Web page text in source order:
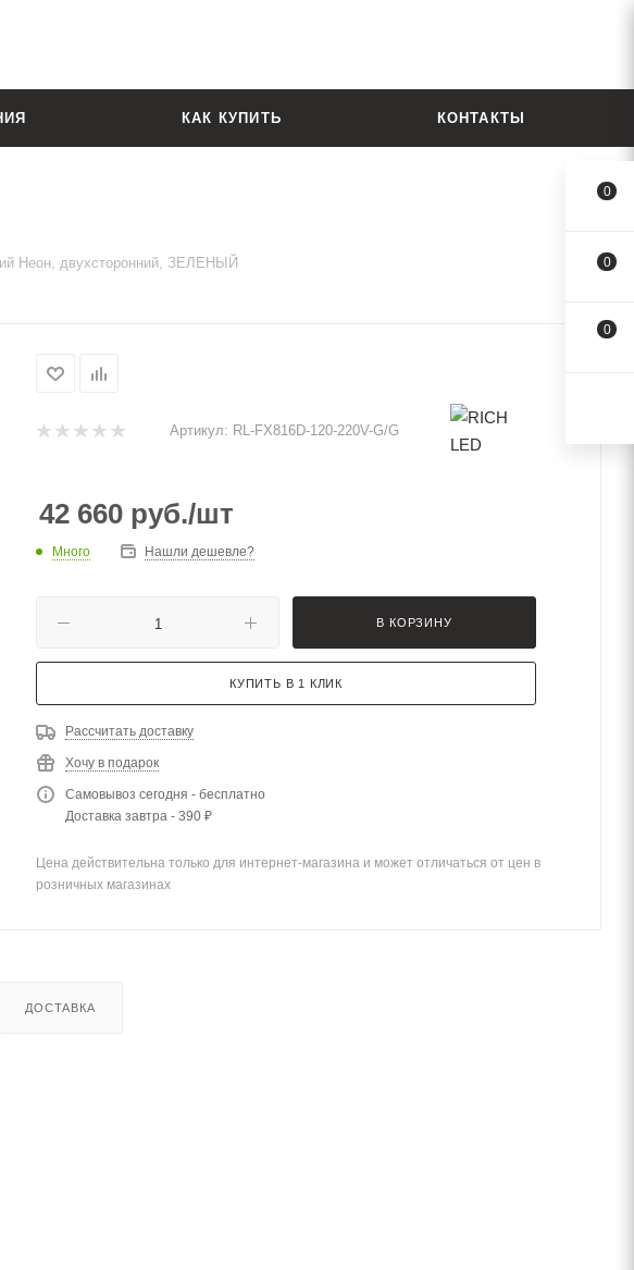
КАК КУПИТЬ КОНТАКТЫ
Неон, двухсторонний, ЗЕЛЕНЫЙ
Артикул: RL-FX816D-120-220V-G/G
42 660 руб./шт
Много Нашли дешевле?
В КОРЗИНУ
КУПИТЬ В 1 КЛИК
Рассчитать доставку
Хочу в подарок
Самовывоз сегодня - бесплатно
Доставка завтра - 390 ₽
Цена действительна только для интернет-магазина и может отличаться от цен в
розничных магазинах
ДОСТАВКА
0
0
0